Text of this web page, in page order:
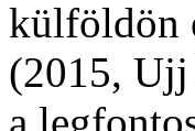
külföldön
(2015, Ujj
a